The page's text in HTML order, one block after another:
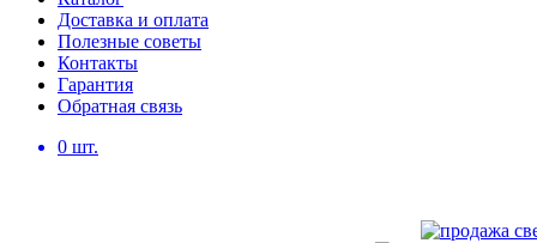
Доставка и оплата
Полезные советы
Контакты
Гарантия
Обратная связь
0 шт.